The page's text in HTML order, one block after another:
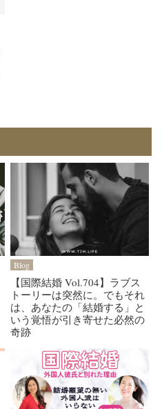
Blog
【国際結婚 Vol.704】ラブス
トーリーは突然に。でもそれ
は、あなたの「結婚する」と
いう覚悟が引き寄せた必然の
奇跡